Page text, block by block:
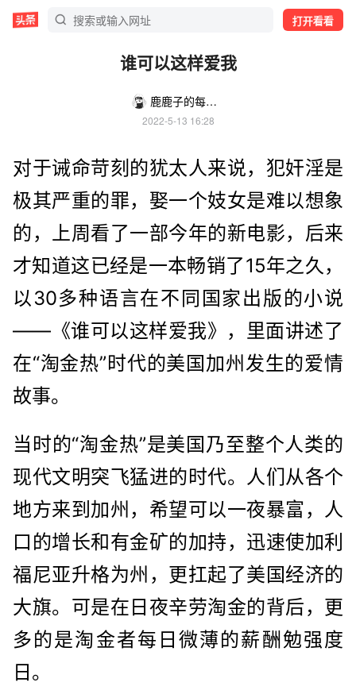
打开看看
谁可以这样爱我
鹿鹿子的每日电影分享
2022-5-13 16:28
对于诫命苛刻的犹太人来说，犯奸淫是
极其严重的罪，娶一个妓女是难以想象
的，上周看了一部今年的新电影，后来
才知道这已经是一本畅销了15年之久，
以30多种语言在不同国家出版的小说
——《谁可以这样爱我》，里面讲述了
在“淘金热”时代的美国加州发生的爱情
故事。
当时的“淘金热”是美国乃至整个人类的
现代文明突飞猛进的时代。人们从各个
地方来到加州，希望可以一夜暴富，人
口的增长和有金矿的加持，迅速使加利
福尼亚升格为州，更扛起了美国经济的
大旗。可是在日夜辛劳淘金的背后，更
多的是淘金者每日微薄的薪酬勉强度
日。